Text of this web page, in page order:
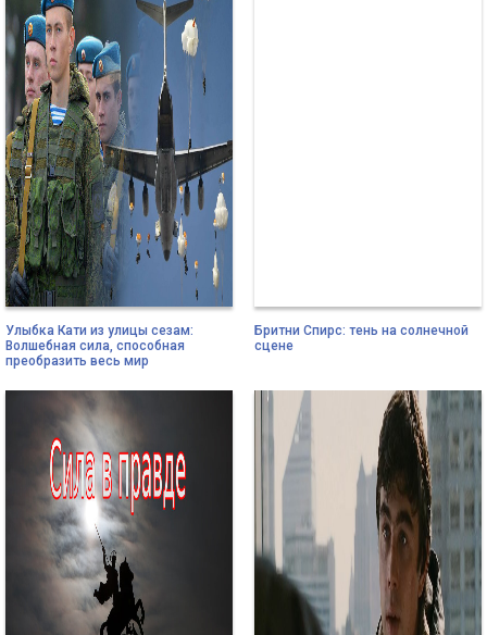
Улыбка Кати из улицы сезам:
Волшебная сила, способная
преобразить весь мир
Бритни Спирс: тень на солнечной
сцене